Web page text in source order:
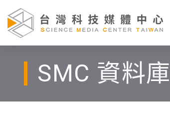
SMC 資料庫